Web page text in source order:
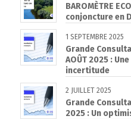
BAROMÈTRE
conjoncture en
1 SEPTEMBRE 2025
Grande
AOÛT 2025 :
incertitude
2 JUILLET 2025
Grande
2025 : Un